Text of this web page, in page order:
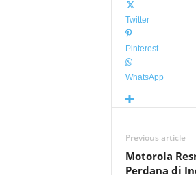
Twitter
Pinterest
WhatsApp
Previous article
Motorola
Perdana di